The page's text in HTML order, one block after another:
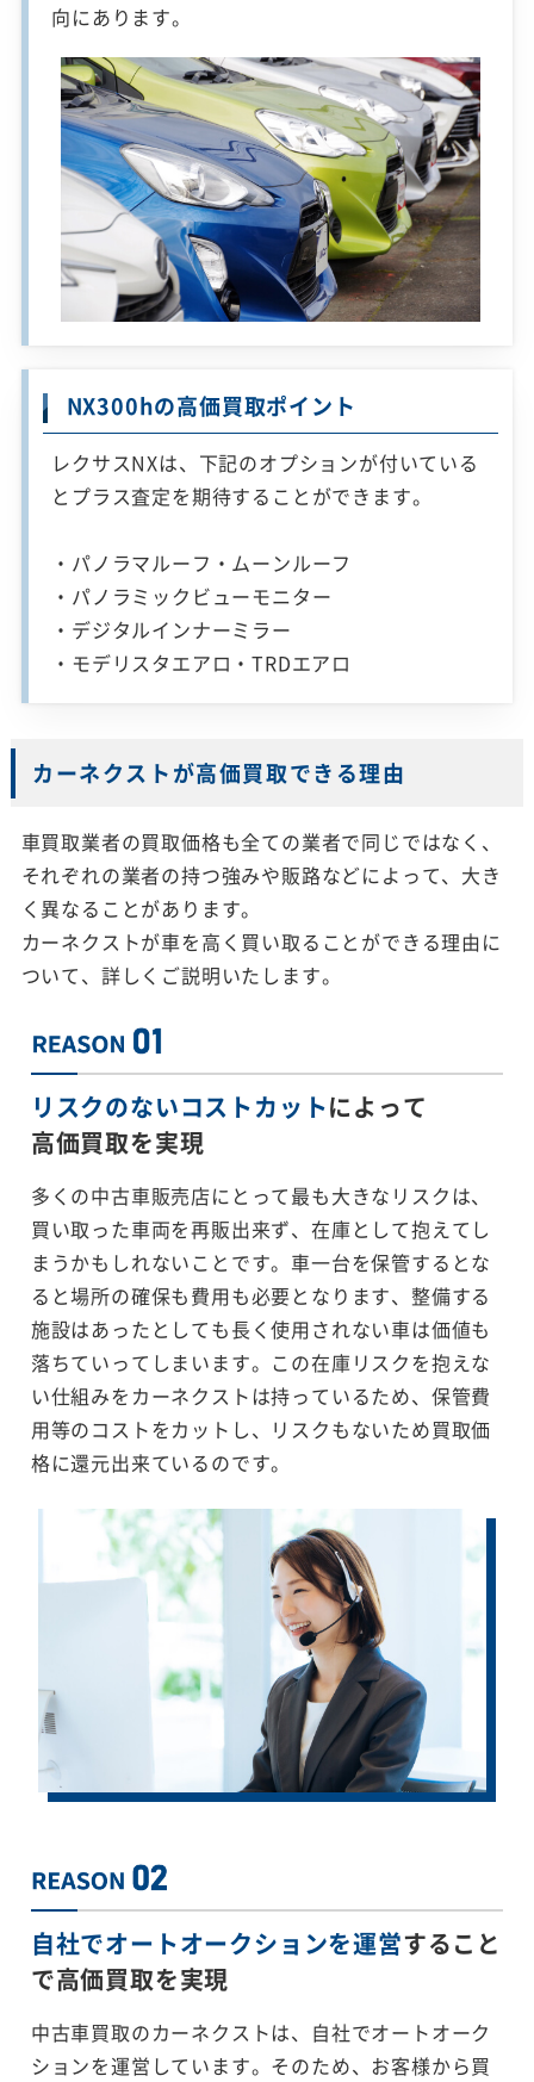
向にあります。
NX300hの高価買取ポイント
レクサスNXは、下記のオプションが付いている
とプラス査定を期待することができます。
・パノラマルーフ・ムーンルーフ
・パノラミックビューモニター
・デジタルインナーミラー
・モデリスタエアロ・TRDエアロ
カーネクストが高価買取できる理由
車買取業者の買取価格も全ての業者で同じではなく、
それぞれの業者の持つ強みや販路などによって、大き
く異なることがあります。
カーネクストが車を高く買い取ることができる理由に
ついて、詳しくご説明いたします。
リスクのないコストカットによって
高価買取を実現
多くの中古車販売店にとって最も大きなリスクは、
買い取った車両を再販出来ず、在庫として抱えてし
まうかもしれないことです。車一台を保管するとな
ると場所の確保も費用も必要となります、整備する
施設はあったとしても長く使用されない車は価値も
落ちていってしまいます。この在庫リスクを抱えな
い仕組みをカーネクストは持っているため、保管費
用等のコストをカットし、リスクもないため買取価
格に還元出来ているのです。
自社でオートオークションを運営すること
で高価買取を実現
中古車買取のカーネクストは、自社でオートオーク
ションを運営しています。そのため、お客様から買